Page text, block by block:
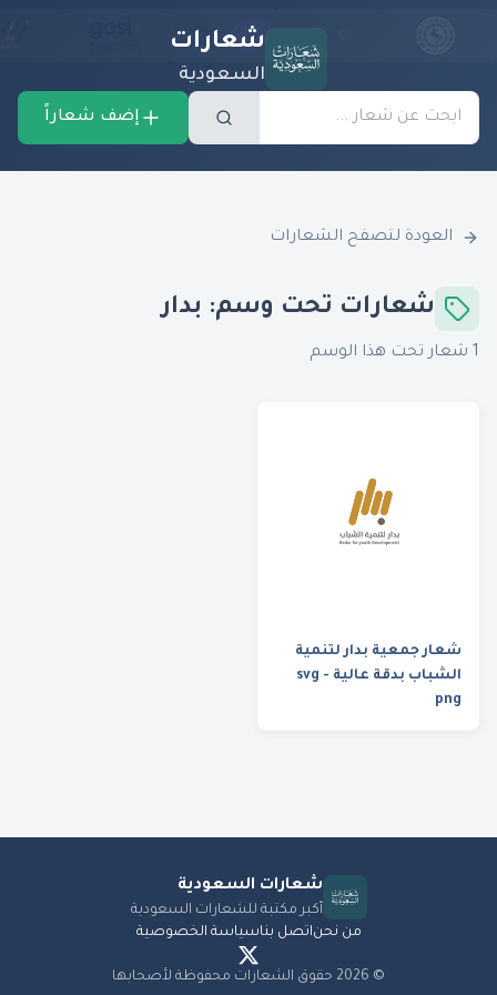
شعارات
السعودية
إضف شعاراً
العودة لتصفح الشعارات
شعارات تحت وسم: بدار
1 شعار تحت هذا الوسم
شعار جمعية بدار لتنمية
الشباب بدقة عالية svg -
png
شعارات السعودية
أكبر مكتبة للشعارات السعودية
من نحناتصل بناسياسة الخصوصية
©
2026 حقوق الشعارات محفوظة لأصحابها